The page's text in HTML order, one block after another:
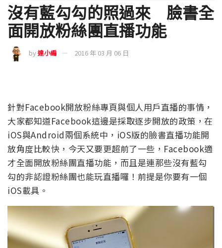
沒有藍勾勾的照過來 臉書全
面開放粉絲團直播功能
by達小編 2016 年 03 月 06 日
針對Facebook開放粉絲專頁與個人用戶直播的事情，
大家都知道Facebook這邊是採取逐步開放的政策，在
iOS與Android兩個系統中，iOS版的臉書直播功能開
放角度比較快，今天又要更超前了一些，Facebook適
才全面開放粉絲團直播功能，而且是連那些沒有藍勾
勾的非認證粉絲團也能玩直播囉！前提是你要有一個
iOS載具。